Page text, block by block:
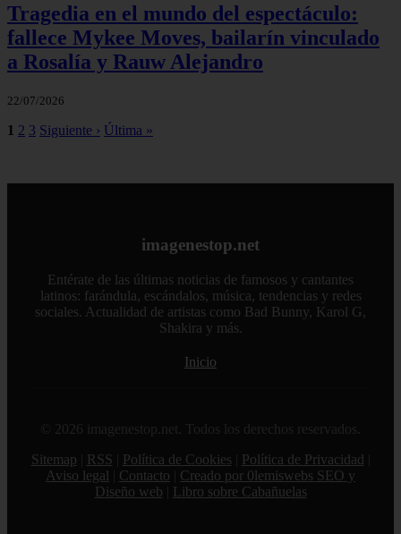
Tragedia en el mundo del espectáculo:
fallece Mykee Moves, bailarín vinculado
a Rosalía y Rauw Alejandro
22/07/2026
1 2 3 Siguiente › Última »
imagenestop.net
Entérate de las últimas noticias de famosos y cantantes
latinos: farándula, escándalos, música, tendencias y redes
sociales. Actualidad de artistas como Bad Bunny, Karol G,
Shakira y más.
Inicio
© 2026 imagenestop.net. Todos los derechos reservados.
Sitemap
RSS Política de Cookies Política de Privacidad
Aviso legal
Contacto
Creado por 0lemiswebs SEO y
Diseño web
Libro sobre Cabañuelas